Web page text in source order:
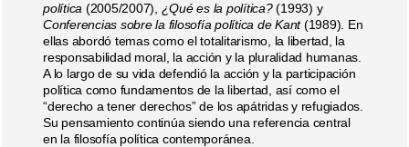
política (2005/2007), ¿Qué es la política?(1993) y
Conferencias sobre la filosofía política de Kant(1989). En
ellas abordó temas como el totalitarismo, la libertad, la
responsabilidad moral, la acción y la pluralidad humanas.
A lo largo de su vida defendió la acción y la participación
política como fundamentos de la libertad, así como el
“derecho a tener derechos” de los apátridas y refugiados.
Su pensamiento continúa siendo una referencia central
en la filosofía política contemporánea.